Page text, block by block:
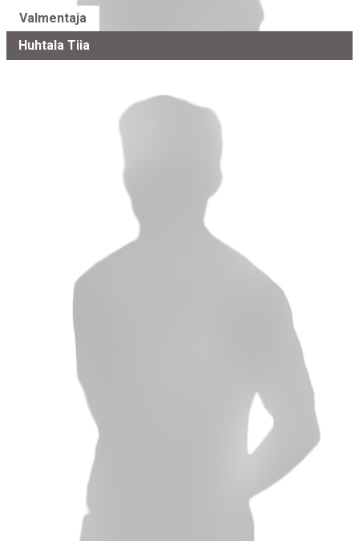
Valmentaja
Huhtala Tiia